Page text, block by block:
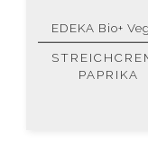
EDEKA Bio+
PAPRIKA